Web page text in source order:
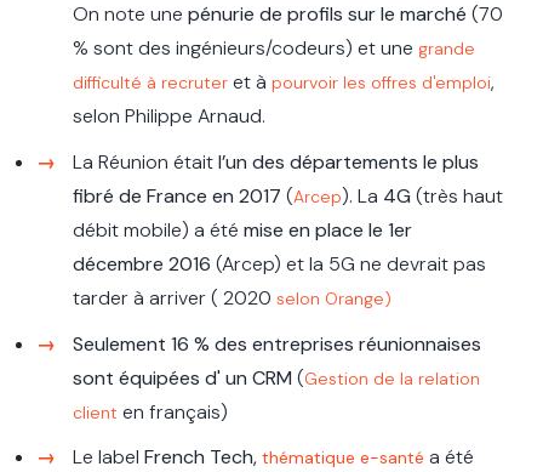
On note une pénurie de profils sur le marché (70
% sont des ingénieurs/codeurs) et une grande
difficulté à recruter et à pourvoir les offres d'emploi,
selon Philippe Arnaud.
La Réunion étaitl’un des départements le plus
fibré de France en 2017 (Arcep). La 4G (très haut
débit mobile) a été mise en place le 1er
décembre 2016 (Arcep) et la 5G ne devrait pas
tarder à arriver ( 2020 selon Orange)
Seulement 16 % des entreprises réunionnaises
sont équipées d' un CRM (Gestion de la relation
client en français)
Le label French Tech, thématique e-santé a été